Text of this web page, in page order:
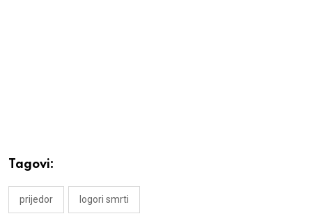
Tagovi:
prijedor logori smrti